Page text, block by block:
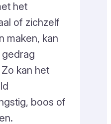
het
of zichzelf
maken, kan
gedrag
kan het
boos of